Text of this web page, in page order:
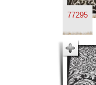
77295